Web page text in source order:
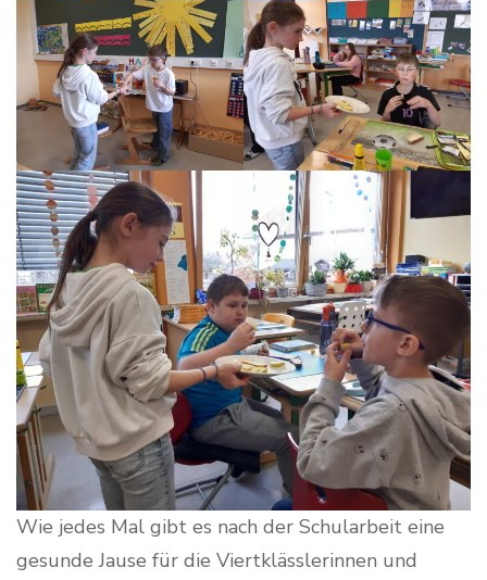
Wie jedes Mal gibt es nach der Schularbeit eine
gesunde Jause für die Viertklässlerinnen und